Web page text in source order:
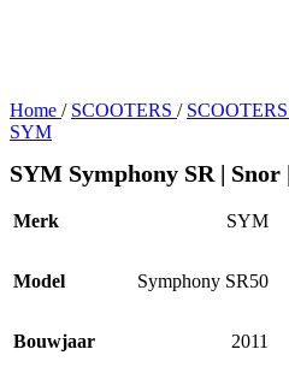
Home / SCOOTERS /
SYM
SYM Symphony SR | Snor
Merk SYM
Model Symphony SR50
Bouwjaar 2011